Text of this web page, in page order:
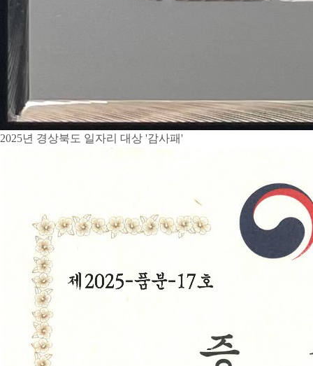
2025년 경상북도 일자리 대상 '감사패'